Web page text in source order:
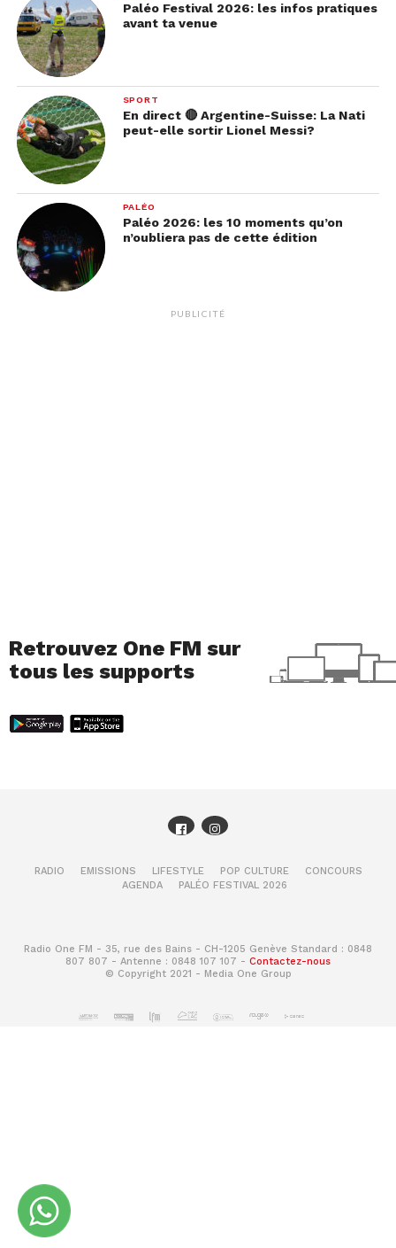
Paléo Festival 2026: les infos pratiques
avant ta venue
SPORT
En direct 🔴 Argentine-Suisse: La Nati
peut-elle sortir Lionel Messi?
PALÉO
Paléo 2026: les 10 moments qu’on
n’oubliera pas de cette édition
PUBLICITÉ
Retrouvez One FM sur
tous les supports
RADIO EMISSIONS LIFESTYLE POP CULTURE
CONCOURS
AGENDA
PALÉO FESTIVAL 2026
Radio One FM - 35, rue des Bains - CH-1205 Genève Standard : 0848
807 807 - Antenne : 0848 107 107 - Contactez-nous
© Copyright 2021 - Media One Group